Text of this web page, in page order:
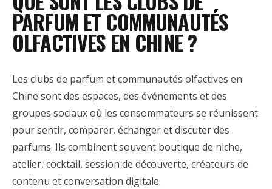
PARFUM ET COMMUNAUTÉS
OLFACTIVES EN CHINE ?
Les clubs de parfum et communautés olfactives en
Chine sont des espaces, des événements et des
groupes sociaux où les consommateurs se réunissent
pour sentir, comparer, échanger et discuter des
parfums. Ils combinent souvent boutique de niche,
atelier, cocktail, session de découverte, créateurs de
contenu et conversation digitale.